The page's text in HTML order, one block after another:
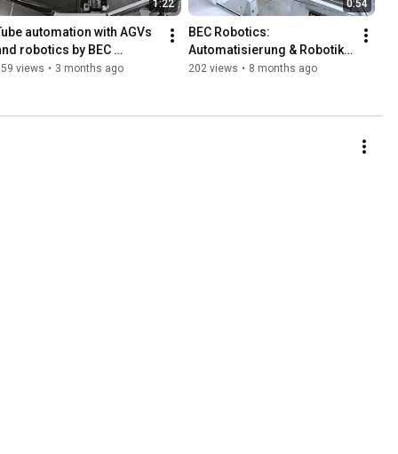
1:22
automation with AGVs
robotics by BEC
– laser cutting to
views • 3 months ago
0:54
BEC Robotics:
Automatisierung & Robotik
für die Produktion | AGVs,
202 views • 8 months ago